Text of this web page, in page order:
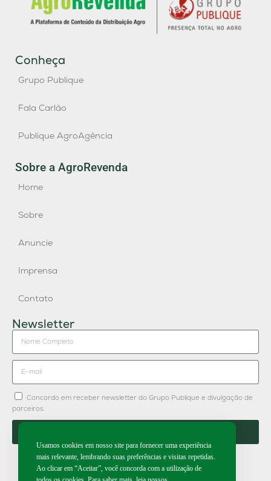
Conheça
Grupo Publique
Fala Carlão
Publique AgroAgência
Sobre a AgroRevenda
Home
Sobre
Anuncie
Imprensa
Contato
Newsletter
Concordo em receber newsletter do Grupo Publique e divulgação de
parceiros.
Usamos cookies em nosso site para fornecer uma experiência
mais relevante, lembrando suas preferências e visitas repetidas.
Ao clicar em “Aceitar”, você concorda com a utilização de